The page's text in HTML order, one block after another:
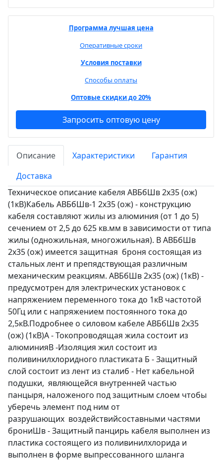
Программа лучшая цена
Оперативные сроки
Условия поставки
Способы оплаты
Оптовые скидки до 20%
Запросить оптовую цену
Описание Характеристики
Гарантия
Доставка
Техническое описание кабеля АВБбШв 2х35 (ож)
(1кВ)Кабель АВБбШв-1 2х35 (ож) - конструкцию
кабеля составляют жилы из алюминия (от 1 до 5)
сечением от 2,5 до 625 кв.мм в зависимости от типа
жилы (одножильная, многожильная). В АВБбШв
2х35 (ож) имеется защитная броня состоящая из
стальных лент и препядствующая различным
механическим реакциям. АВБбШв 2х35 (ож) (1кВ) -
предусмотрен для электрических установок с
напряжением переменного тока до 1кВ частотой
50Гц или с напряжением постоянного тока до
2,5кВ.Подробнее о силовом кабеле АВБбШв 2х35
(ож) (1кВ)А - Токопроводящая жила состоит из
алюминияВ -Изоляция жил состоит из
поливинилхлоридного пластиката Б - Защитный
слой состоит из лент из сталиб - Нет кабельной
подушки, являющейся внутренней частью
панцыря, наложеного под защитным слоем чтобы
уберечь элемент под ним от
разрушающих воздействийсоставными частями
брониШв - Защитный панцирь кабеля выполнен из
пластика состоящего из поливинилхлорида и
выполнен в форме выпрессованного шланга